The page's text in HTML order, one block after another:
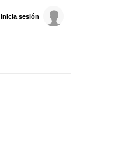
Inicia sesión